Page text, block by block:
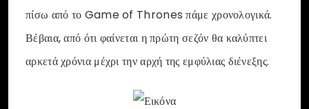
πίσω από το Game of Thrones πάμε χρονολογικά.
Βέβαια, από ότι φαίνεται η πρώτη σεζόν θα καλύπτει
αρκετά χρόνια μέχρι την αρχή της εμφύλιας διένεξης.